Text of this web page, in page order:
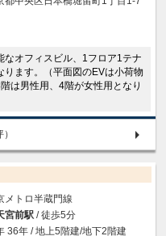
なオフィスビル、1フロア1テナ
ます。（平面図のEVは小荷物
は男性用、4階が女性用となり
メトロ半蔵門線
宮前駅 / 徒歩5分
36年 / 地上5階建/地下2階建